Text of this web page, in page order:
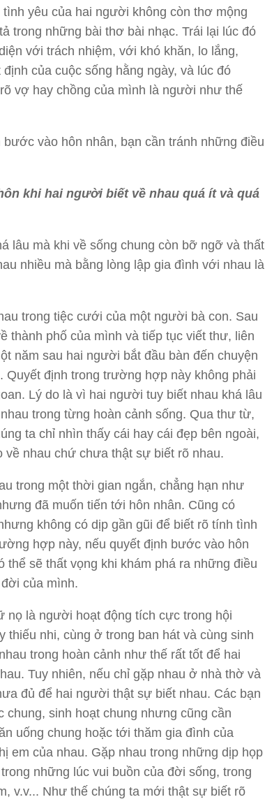
yêu của hai người không còn thơ mộng
trong những bài thơ bài nhạc. Trái lại lúc đó
với trách nhiệm, với khó khăn, lo lắng,
của cuộc sống hằng ngày, và lúc đó
vợ hay chồng của mình là người như thế
bước vào hôn nhân, bạn cần tránh những điều
khi hai người biết về nhau quá ít và quá
lâu mà khi về sống chung còn bỡ ngỡ và thất
nhiều mà bằng lòng lập gia đình với nhau là
trong tiệc cưới của một người bà con. Sau
thành phố của mình và tiếp tục viết thư, liên
năm sau hai người bắt đầu bàn đến chuyện
Quyết định trong trường hợp này không phải
Lý do là vì hai người tuy biết nhau khá lâu
trong từng hoàn cảnh sống. Qua thư từ,
ta chỉ nhìn thấy cái hay cái đẹp bên ngoài,
về nhau chứ chưa thật sự biết rõ nhau.
trong một thời gian ngắn, chẳng hạn như
đã muốn tiến tới hôn nhân. Cũng có
không có dịp gần gũi để biết rõ tính tình
hợp này, nếu quyết định bước vào hôn
thể sẽ thất vọng khi khám phá ra những điều
của mình.
nọ là người hoạt động tích cực trong hội
thiếu nhi, cùng ở trong ban hát và cùng sinh
trong hoàn cảnh như thế rất tốt để hai
Tuy nhiên, nếu chỉ gặp nhau ở nhà thờ và
đủ để hai người thật sự biết nhau. Các bạn
chung, sinh hoạt chung nhưng cũng cần
uống chung hoặc tới thăm gia đình của
em của nhau. Gặp nhau trong những dịp họp
những lúc vui buồn của đời sống, trong
v.v... Như thế chúng ta mới thật sự biết rõ